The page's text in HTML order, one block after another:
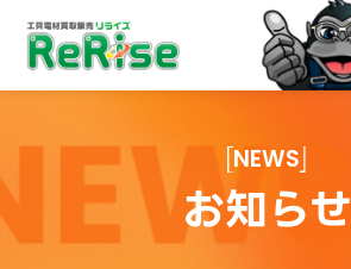
NEWS
お知らせ